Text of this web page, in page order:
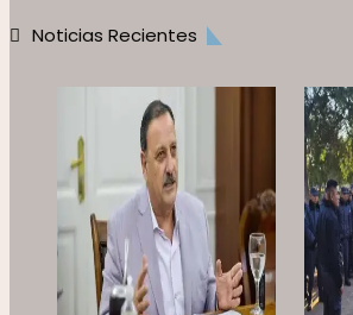
Noticias Recientes